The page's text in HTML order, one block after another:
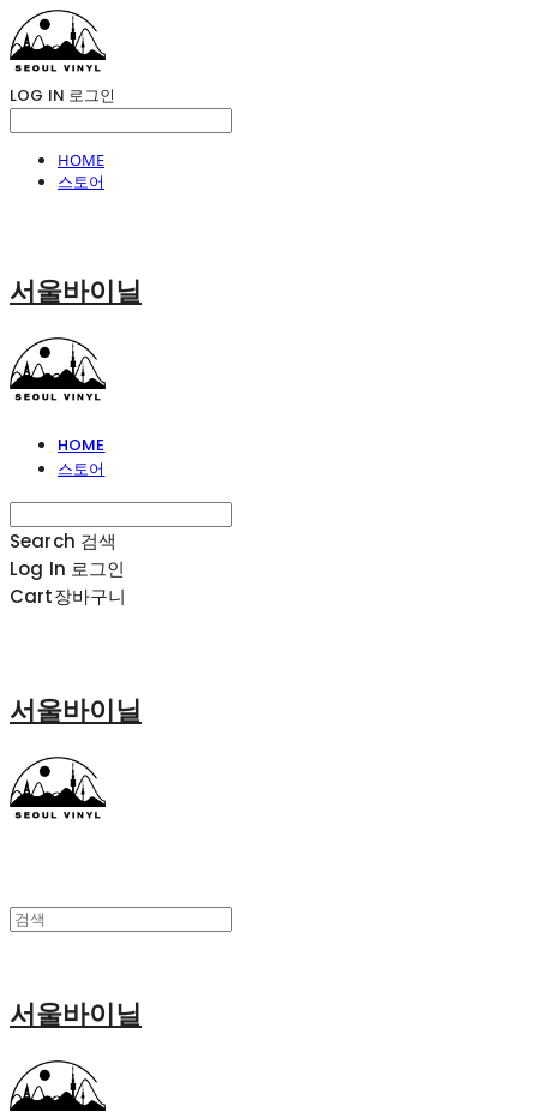
LOG IN 로그인
HOME
스토어
서울바이닐
HOME
스토어
Search 검색
Log In 로그인
Cart장바구니
서울바이닐
서울바이닐